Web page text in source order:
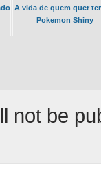
A vida de quem quer
Pokemon Shiny
not be